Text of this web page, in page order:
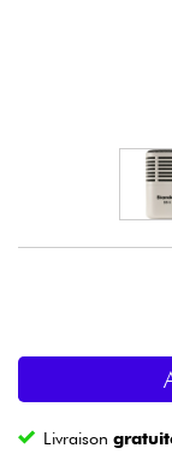
Micros &
Eclairage
Livraison